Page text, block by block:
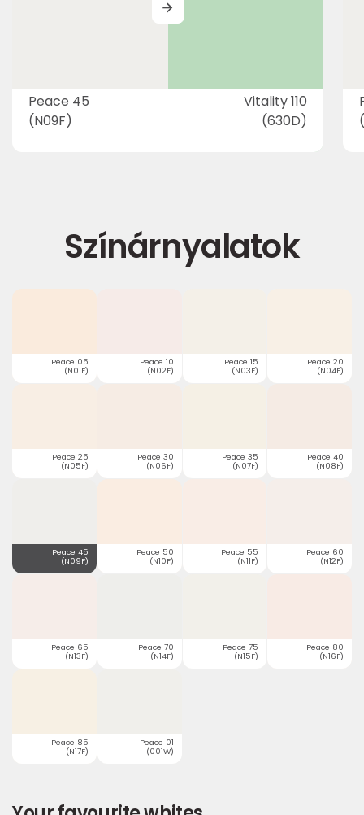
Peace 45
(N09F)
Vitality 110
(630D)
MORE
Színárnyalatok
Peace 05
(N01F)
Peace 10
(N02F)
Peace 15
(N03F)
Peace 20
(N04F)
Peace 25
(N05F)
Peace 30
(N06F)
Peace 35
(N07F)
Peace 40
(N08F)
Peace 45
(N09F)
Peace 50
(N10F)
Peace 55
(N11F)
Peace 60
(N12F)
Peace 65
(N13F)
Peace 70
(N14F)
Peace 75
(N15F)
Peace 80
(N16F)
Peace 85
(N17F)
Peace 01
(001W)